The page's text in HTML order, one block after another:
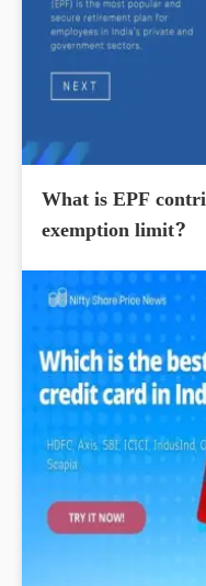
What is EPF
exemption limit?